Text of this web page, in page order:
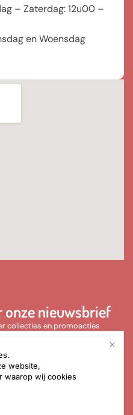
website,
waarop wij cookies
– Zaterdag: 12u00 –
en Woensdag
onze nieuwsbrief
collecties en promoacties